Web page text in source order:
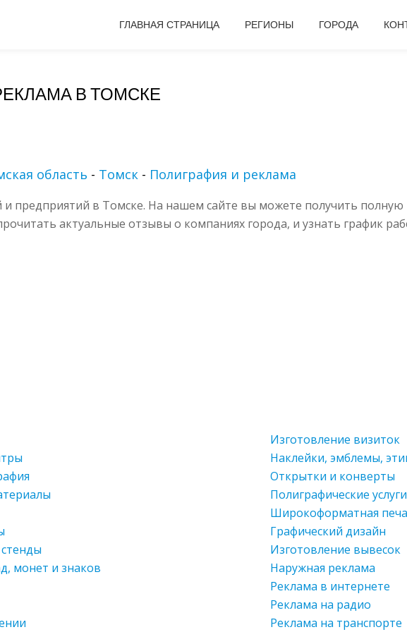
ГЛАВНАЯ СТРАНИЦА РЕГИОНЫ ГОРОДА
В ТОМСКЕ
область - Томск - Полиграфия и реклама
и предприятий в Томске. На нашем сайте вы можете получить
актуальные отзывы о компаниях города, и узнать график
Изготовление визиток
Наклейки, эмблемы,
Открытки и конверты
Полиграфические услуги
Широкоформатная
Графический дизайн
Изготовление вывесок
монет и знаков
Наружная реклама
Реклама в интернете
Реклама на радио
Реклама на транспорте